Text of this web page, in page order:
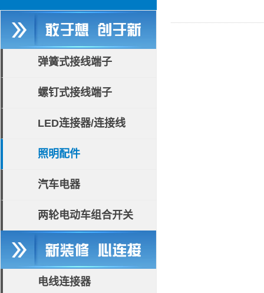
弹簧式接线端子
螺钉式接线端子
LED连接器/连接线
照明配件
汽车电器
两轮电动车组合开关
电线连接器